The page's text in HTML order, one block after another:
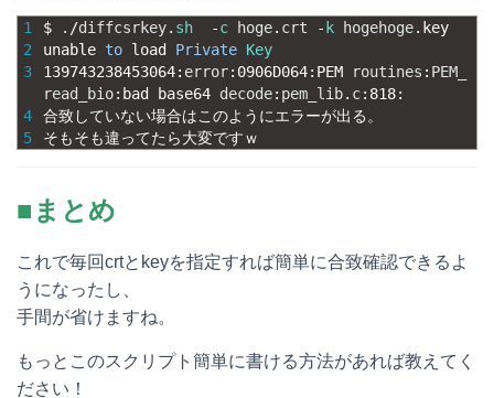
1
2
3
4
5
$ . /diffcsrkey. sh -c hoge. crt - k hogehoge. key
unable to load Private Key
139743238453064: error: 0906D064: PEM routines : PEM_
read_bio: bad base64 decode: pem_lib. c: 818:
合致していない場合はこのようにエラーが出る。
そもそも違ってたら大変ですｗ
■まとめ
これで毎回crtとkeyを指定すれば簡単に合致確認できるよ
うになったし、
手間が省けますね。
もっとこのスクリプト簡単に書ける方法があれば教えてく
ださい！